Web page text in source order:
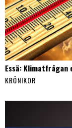
Essä: Klimatfrågan
KRÖNIKOR